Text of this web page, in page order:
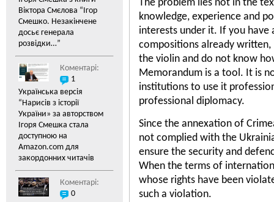
Віктора Смєлова “Ігор
Смешко. Незакінчене
досьє генерала
розвідки…”
Коментарі:
1
Українська версія
“Нарисів з історії
України» за авторством
Ігоря Смешка стала
доступною на
Amazon.com для
закордонних читачів
Коментарі:
0
The problem lies not in the
knowledge, experience and
interests under it. If you have
compositions already
the violin and do not know
Memorandum is a tool. It is
institutions to use it
professional diplomacy.
Since the annexation of
not complied with the
ensure the security and
When the terms of
whose rights have been
such a violation.
ситуации по «делу
Развожаева»
украинских граждан в
государственной власти
собственной страны....